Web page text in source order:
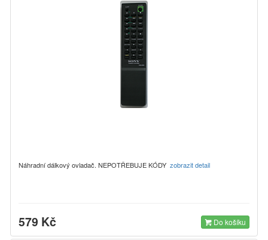
Náhradní dálkový ovladač. NEPOTŘEBUJE KÓDY zobrazit detail
579 Kč Do košíku